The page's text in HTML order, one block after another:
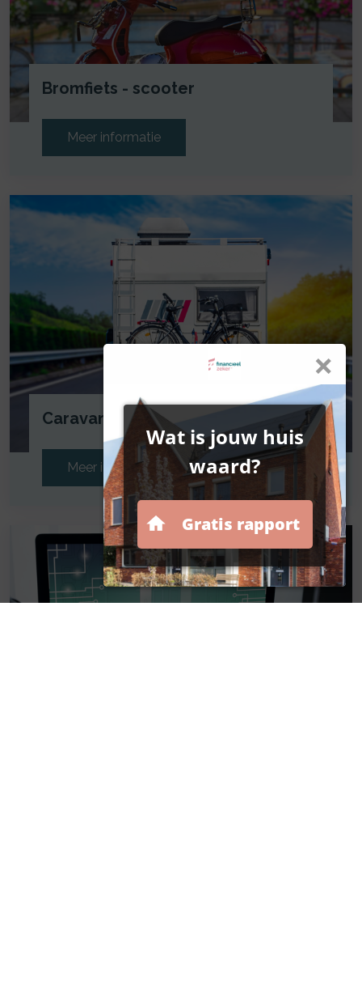
Bromfiets - scooter
Meer informatie
Caravan
Meer informatie